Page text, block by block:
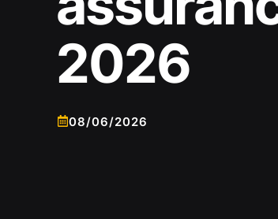
2026
08/06/2026